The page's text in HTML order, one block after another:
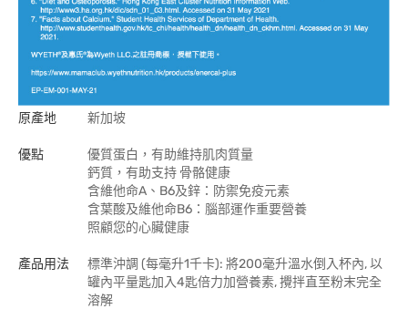
原產地 新加坡
優點
優質蛋白，有助維持肌肉質量
鈣質，有助支持 骨骼健康
含維他命A、B6及鋅：防禦免疫元素
含葉酸及維他命B6：腦部運作重要營養
照顧您的心臟健康
產品用法
標準沖調 (每毫升1千卡): 將200毫升溫水倒入杯內, 以
罐內平量匙加入4匙倍力加營養素, 攪拌直至粉末完全
溶解